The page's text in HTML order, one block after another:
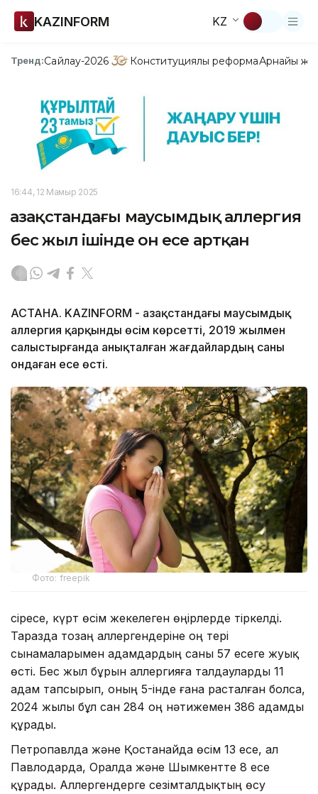
KAZINFORM KZ
Тренд:Сайлау-2026 Конституциялық реформаАрнайы
16:44, 12 Мамыр 2025
Қазақстандағы маусымдық аллергия
бес жыл ішінде он есе артқан
АСТАНА. KAZINFORM - Қазақстандағы маусымдық
аллергия қарқынды өсім көрсетті, 2019 жылмен
салыстырғанда анықталған жағдайлардың саны
ондаған есе өсті.
Фото: freepik
Әсіресе, күрт өсім жекелеген өңірлерде тіркелді.
Таразда тозаң аллергендеріне оң тері
сынамаларымен адамдардың саны 57 есеге жуық
өсті. Бес жыл бұрын аллергияға талдауларды 11
адам тапсырып, оның 5-інде ғана расталған болса,
2024 жылы бұл сан 284 оң нәтижемен 386 адамды
құрады.
Петропавлда және Қостанайда өсім 13 есе, ал
Павлодарда, Оралда және Шымкентте 8 есе
құрады. Аллергендерге сезімталдықтың өсу